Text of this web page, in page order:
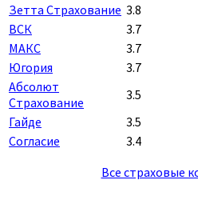
Зетта Страхование 3.8
ВСК
3.7
МАКС
3.7
Югория
3.7
Абсолют
Страхование
3.5
Гайде
3.5
Согласие
3.4
Все страховые